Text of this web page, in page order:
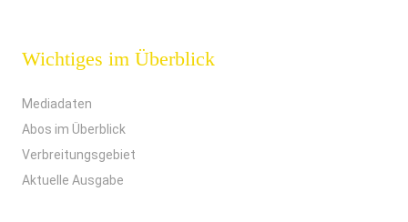
Wichtiges im Überblick
Mediadaten
Abos im Überblick
Verbreitungsgebiet
Aktuelle Ausgabe